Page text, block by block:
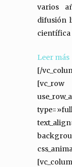
varios
difusión
científica
Leer más
[/